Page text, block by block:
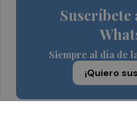
Suscríbete
Siempre al día de
¡Quiero